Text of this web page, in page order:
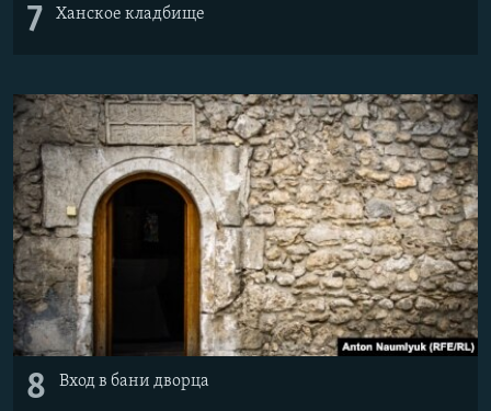
7 Ханское кладбище
8 Вход в бани дворца